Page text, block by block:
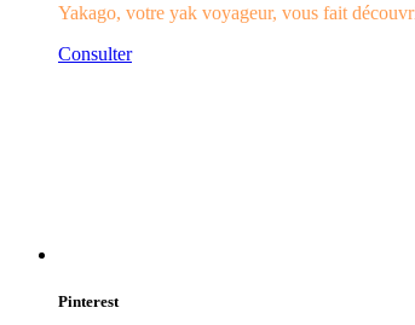
Yakago, votre yak voyageur, vous fait
Consulter
Pinterest